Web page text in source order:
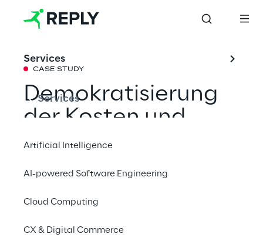
Services
Services
Artificial Intelligence
AI-powered Software Engineering
Cloud Computing
CX & Digital Commerce
CASE STUDY
Demokratisierung
der Kosten und
umfassende
Governance durch
Entwicklung und Implementierung einer auf